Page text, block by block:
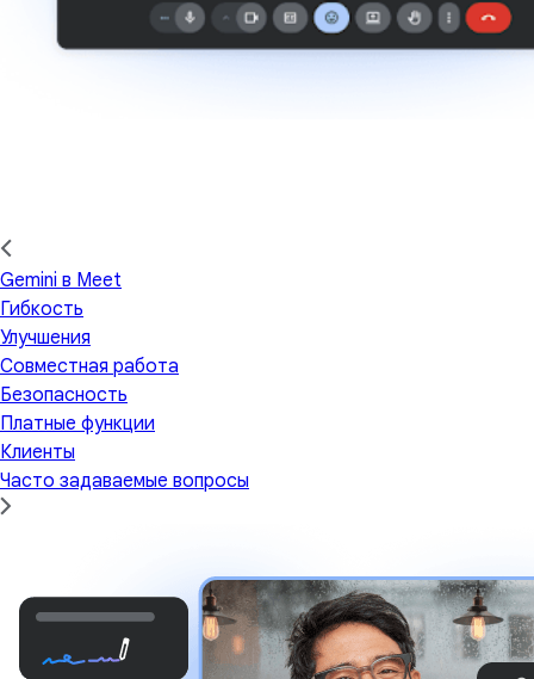
Gemini в Meet
Гибкость
Улучшения
Совместная работа
Безопасность
Платные функции
Клиенты
Часто задаваемые вопросы